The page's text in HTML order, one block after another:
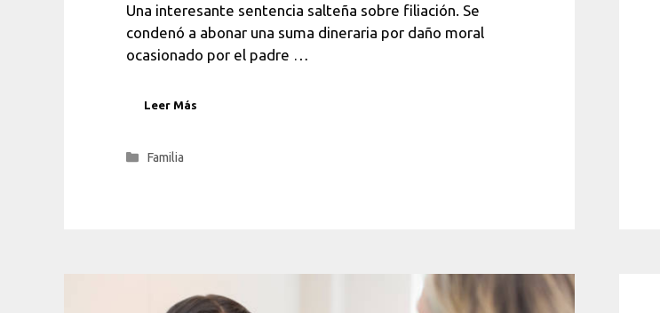
Una interesante sentencia salteña sobre filiación. Se
condenó a abonar una suma dineraria por daño moral
ocasionado por el padre …
Leer Más
Categorías
Familia